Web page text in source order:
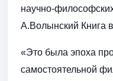
научно-
А.Волынский Книга
«Это была эпоха
самостоятельной